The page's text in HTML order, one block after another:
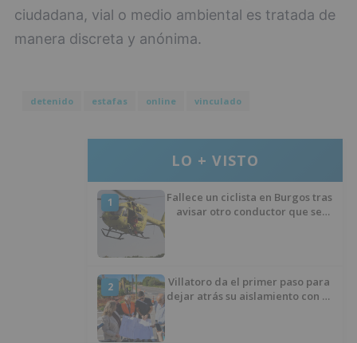
ciudadana, vial o medio ambiental es tratada de
manera discreta y anónima.
detenido estafas online vinculado
LO + VISTO
1
Fallece un ciclista en Burgos tras
avisar otro conductor que se
2
Villatoro da el primer paso para
dejar atrás su aislamiento con el